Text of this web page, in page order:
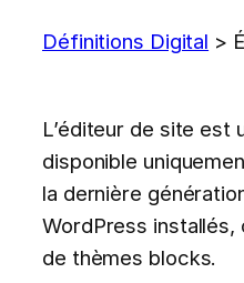
Définitions Digital >
L’éditeur de site est
disponible
la dernière
WordPress installés,
de thèmes blocks.